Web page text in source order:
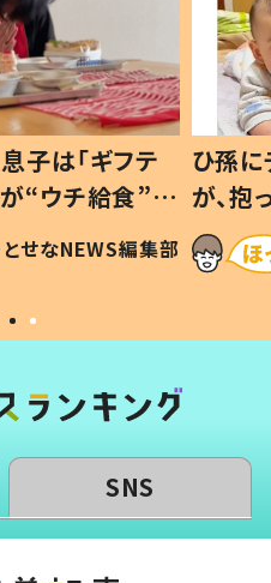
子は「ギフテ
“ウチ給食”を
は #令和の親
とせなNEWS編集部
ひ孫
が、
「涙が
い」
SNS